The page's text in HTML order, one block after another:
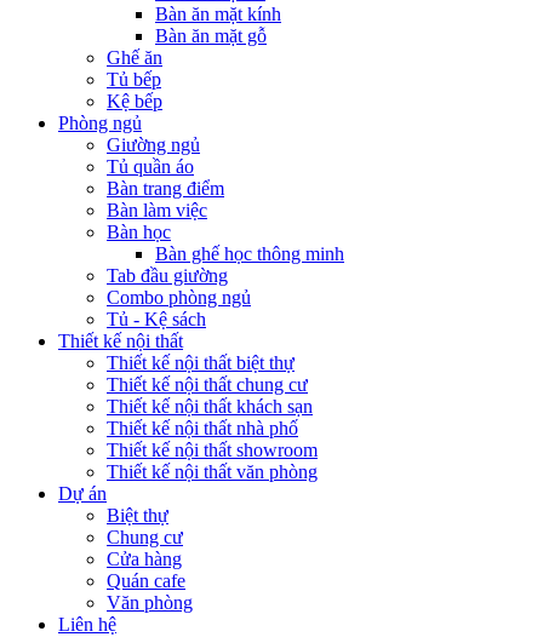
Bàn ăn mặt kính
Bàn ăn mặt gỗ
Ghế ăn
Tủ bếp
Kệ bếp
Phòng ngủ
Giường ngủ
Tủ quần áo
Bàn trang điểm
Bàn làm việc
Bàn học
Bàn ghế học thông minh
Tab đầu giường
Combo phòng ngủ
Tủ - Kệ sách
Thiết kế nội thất
Thiết kế nội thất biệt thự
Thiết kế nội thất chung cư
Thiết kế nội thất khách sạn
Thiết kế nội thất nhà phố
Thiết kế nội thất showroom
Thiết kế nội thất văn phòng
Dự án
Biệt thự
Chung cư
Cửa hàng
Quán cafe
Văn phòng
Liên hệ